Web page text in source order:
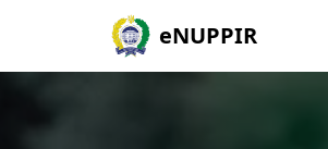
eNUPPIR